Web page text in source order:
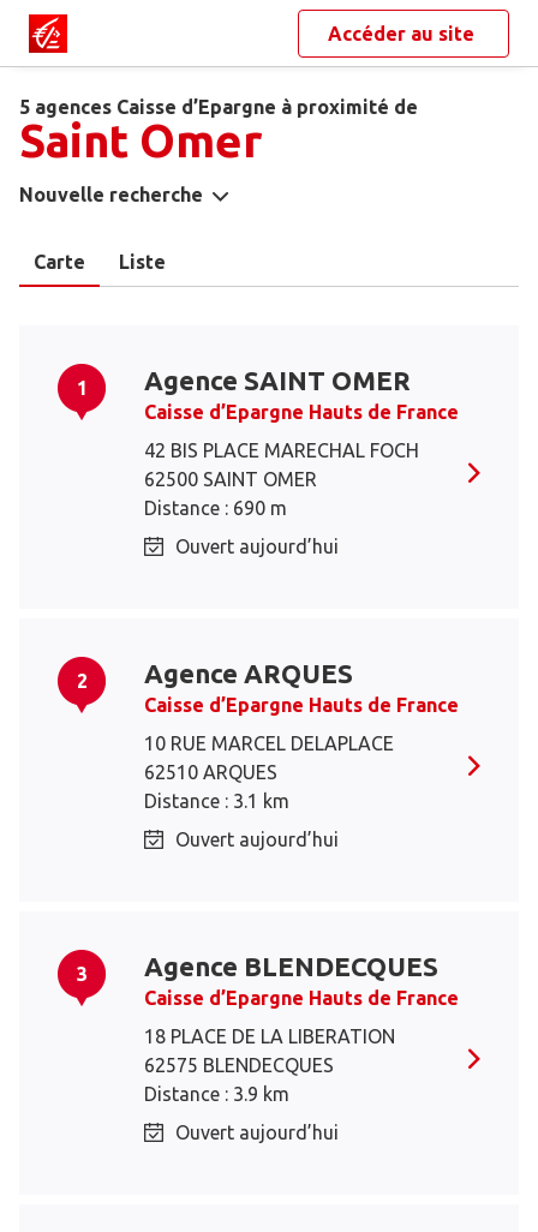
Accéder au site
5 agences Caisse d’Epargne à proximité de
Saint Omer
Nouvelle recherche
Carte Liste
1 Agence SAINT OMER
Caisse d’Epargne Hauts de France
42 BIS PLACE MARECHAL FOCH
62500 SAINT OMER
Distance : 690 m
Ouvert aujourd’hui
2 Agence ARQUES
Caisse d’Epargne Hauts de France
10 RUE MARCEL DELAPLACE
62510 ARQUES
Distance : 3.1 km
Ouvert aujourd’hui
3 Agence BLENDECQUES
Caisse d’Epargne Hauts de France
18 PLACE DE LA LIBERATION
62575 BLENDECQUES
Distance : 3.9 km
Ouvert aujourd’hui